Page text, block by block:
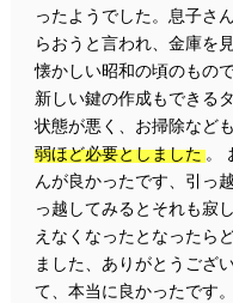
ったようでした。息子さ
らおうと言われ、金庫を
懐かしい昭和の頃のもの
新しい鍵の作成もできる
状態が悪く、お掃除など
弱ほど必要としました。
んが良かったです、引っ
っ越してみるとそれも寂
えなくなったとなったら
ました、ありがとうござ
て、本当に良かったです